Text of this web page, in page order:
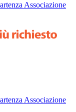
Associazione
Associazione